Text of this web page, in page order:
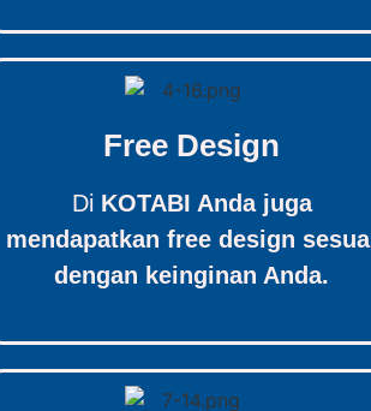
Free Design
Di KOTABI Anda juga
mendapatkan free design
dengan keinginan Anda.